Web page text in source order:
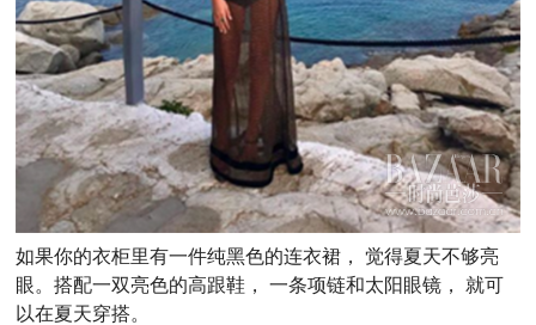
如果你的衣柜里有一件纯黑色的连衣裙， 觉得夏天不够亮
眼。搭配一双亮色的高跟鞋， 一条项链和太阳眼镜， 就可
以在夏天穿搭。